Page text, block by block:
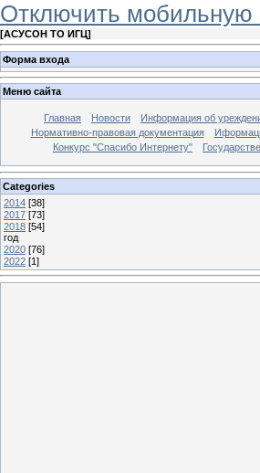
Отключить мобильную
[АСУСОН ТО ИГЦ]
Форма входа
Меню сайта
Главная Новости Информация об
Нормативно-правовая документация
Конкурс "Спасибо Интернету"
Categories
2014 [38]
2017 [73]
2018 [54]
год
2020 [76]
2022 [1]